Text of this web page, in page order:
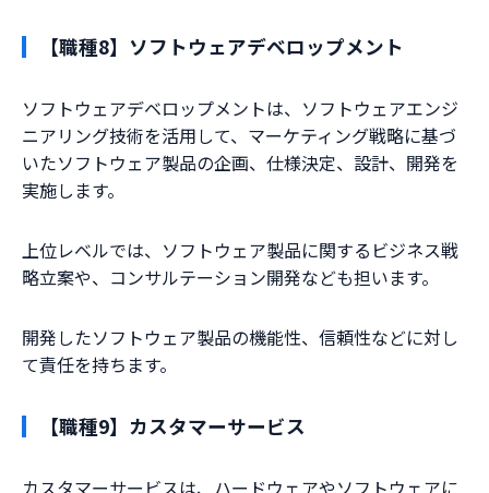
【職種8】ソフトウェアデベロップメント
ソフトウェアデベロップメントは、ソフトウェアエンジ
ニアリング技術を活用して、マーケティング戦略に基づ
いたソフトウェア製品の企画、仕様決定、設計、開発を
実施します。
上位レベルでは、ソフトウェア製品に関するビジネス戦
略立案や、コンサルテーション開発なども担います。
開発したソフトウェア製品の機能性、信頼性などに対し
て責任を持ちます。
【職種9】カスタマーサービス